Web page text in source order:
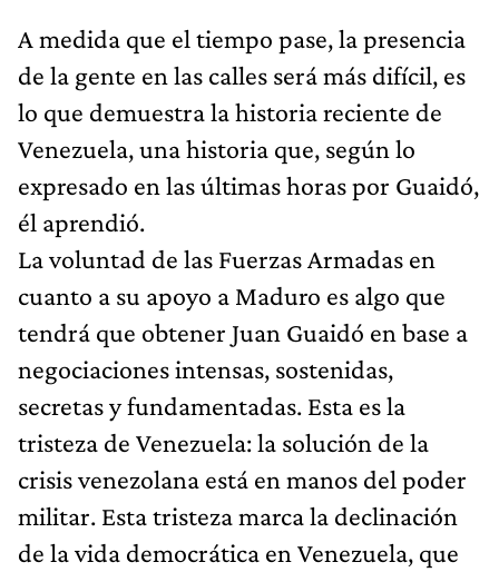
A medida que el tiempo pase, la presencia
de la gente en las calles será más difícil, es
lo que demuestra la historia reciente de
Venezuela, una historia que, según lo
expresado en las últimas horas por Guaidó,
él aprendió.
La voluntad de las Fuerzas Armadas en
cuanto a su apoyo a Maduro es algo que
tendrá que obtener Juan Guaidó en base a
negociaciones intensas, sostenidas,
secretas y fundamentadas. Esta es la
tristeza de Venezuela: la solución de la
crisis venezolana está en manos del poder
militar. Esta tristeza marca la declinación
de la vida democrática en Venezuela, que